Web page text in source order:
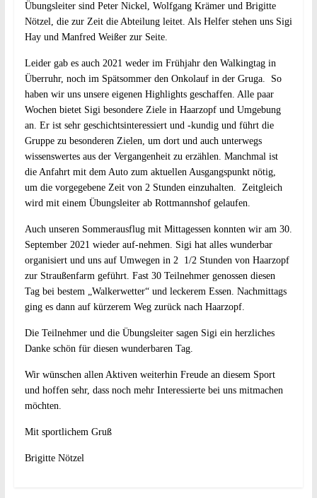
Übungsleiter sind Peter Nickel, Wolfgang Krämer und Brigitte
Nötzel, die zur Zeit die Abteilung leitet. Als Helfer stehen uns Sigi
Hay und Manfred Weißer zur Seite.
Leider gab es auch 2021 weder im Frühjahr den Walkingtag in
Überruhr, noch im Spätsommer den Onkolauf in der Gruga. So
haben wir uns unsere eigenen Highlights geschaffen. Alle paar
Wochen bietet Sigi besondere Ziele in Haarzopf und Umgebung
an. Er ist sehr geschichtsinteressiert und -kundig und führt die
Gruppe zu besonderen Zielen, um dort und auch unterwegs
wissenswertes aus der Vergangenheit zu erzählen. Manchmal ist
die Anfahrt mit dem Auto zum aktuellen Ausgangspunkt nötig,
um die vorgegebene Zeit von 2 Stunden einzuhalten. Zeitgleich
wird mit einem Übungsleiter ab Rottmannshof gelaufen.
Auch unseren Sommerausflug mit Mittagessen konnten wir am 30.
September 2021 wieder auf-nehmen. Sigi hat alles wunderbar
organisiert und uns auf Umwegen in 2 1/2 Stunden von Haarzopf
zur Straußenfarm geführt. Fast 30 Teilnehmer genossen diesen
Tag bei bestem „Walkerwetter“ und leckerem Essen. Nachmittags
ging es dann auf kürzerem Weg zurück nach Haarzopf.
Die Teilnehmer und die Übungsleiter sagen Sigi ein herzliches
Danke schön für diesen wunderbaren Tag.
Wir wünschen allen Aktiven weiterhin Freude an diesem Sport
und hoffen sehr, dass noch mehr Interessierte bei uns mitmachen
möchten.
Mit sportlichem Gruß
Brigitte Nötzel